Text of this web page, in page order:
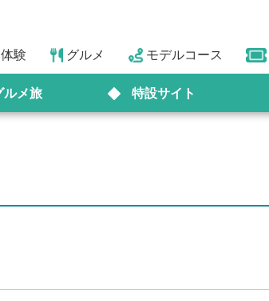
験 グルメ モデルコース
メ旅 特設サイト